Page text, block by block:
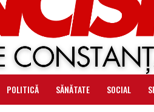
POLITICĂ SĂNĂTATE SOCIAL